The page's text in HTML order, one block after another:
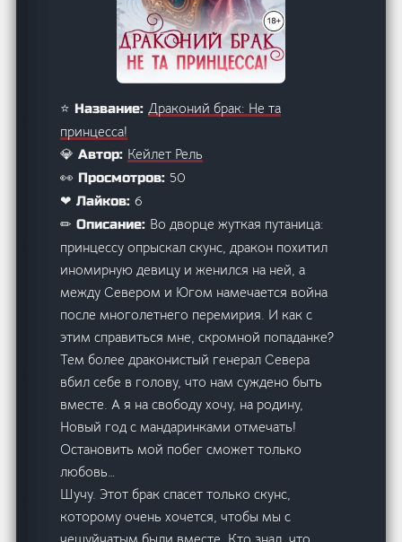
⭐ Название:Драконий брак: Не та
принцесса!
💎 Автор: Кейлет Рель
👀 Просмотров: 50
❤ Лайков:6
✏ Описание: Во дворце жуткая путаница:
принцессу опрыскал скунс, дракон похитил
иномирную девицу и женился на ней, а
между Севером и Югом намечается война
после многолетнего перемирия. И как с
этим справиться мне, скромной попаданке?
Тем более драконистый генерал Севера
вбил себе в голову, что нам суждено быть
вместе. А я на свободу хочу, на родину,
Новый год с мандаринками отмечать!
Остановить мой побег сможет только
любовь…
Шучу. Этот брак спасет только скунс,
которому очень хочется, чтобы мы с